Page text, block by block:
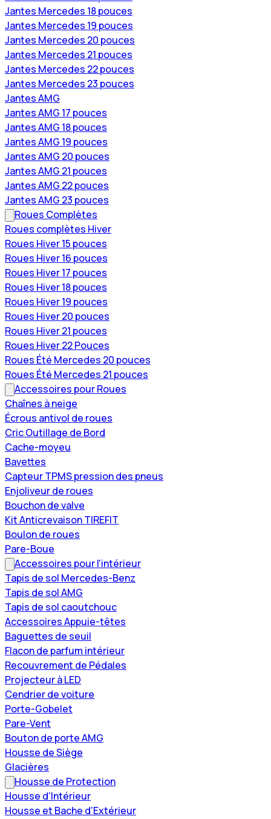
Jantes Mercedes 18 pouces
Jantes Mercedes 19 pouces
Jantes Mercedes 20 pouces
Jantes Mercedes 21 pouces
Jantes Mercedes 22 pouces
Jantes Mercedes 23 pouces
Jantes AMG
Jantes AMG 17 pouces
Jantes AMG 18 pouces
Jantes AMG 19 pouces
Jantes AMG 20 pouces
Jantes AMG 21 pouces
Jantes AMG 22 pouces
Jantes AMG 23 pouces
Roues Complètes
Roues complètes Hiver
Roues Hiver 15 pouces
Roues Hiver 16 pouces
Roues Hiver 17 pouces
Roues Hiver 18 pouces
Roues Hiver 19 pouces
Roues Hiver 20 pouces
Roues Hiver 21 pouces
Roues Hiver 22 Pouces
Roues Été Mercedes 20 pouces
Roues Été Mercedes 21 pouces
Accessoires pour Roues
Chaînes à neige
Écrous antivol de roues
Cric Outillage de Bord
Cache-moyeu
Bavettes
Capteur TPMS pression des pneus
Enjoliveur de roues
Bouchon de valve
Kit Anticrevaison TIREFIT
Boulon de roues
Pare-Boue
Accessoires pour l'intérieur
Tapis de sol Mercedes-Benz
Tapis de sol AMG
Tapis de sol caoutchouc
Accessoires Appuie-têtes
Baguettes de seuil
Flacon de parfum intérieur
Recouvrement de Pédales
Projecteur à LED
Cendrier de voiture
Porte-Gobelet
Pare-Vent
Bouton de porte AMG
Housse de Siège
Glacières
Housse de Protection
Housse d'Intérieur
Housse et Bache d'Extérieur